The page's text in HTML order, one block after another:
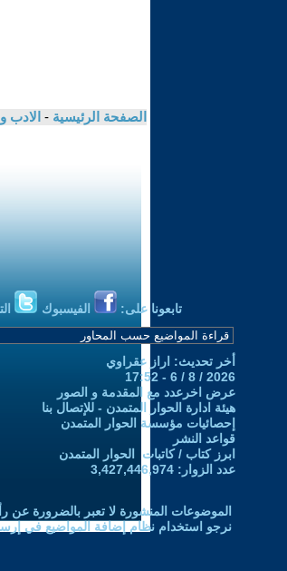
الصفحة الرئيسية - الادب
تابعونا على: الفيسبوك
أخر تحديث: اراز عقراوي
2026 / 8 / 6 - 17:52
عرض اخرعدد مع المقدمة و الصور
هيئة ادارة الحوار المتمدن - للإتصال بنا
إحصائيات مؤسسة الحوار المتمدن
قواعد النشر
ابرز كتاب / كاتبات الحوار المتمدن
عدد الزوار: 3,427,446,974
الموضوعات المنشورة لا تعبر بالضرورة عن
نرجو استخدام نظام إضافة المواضيع في